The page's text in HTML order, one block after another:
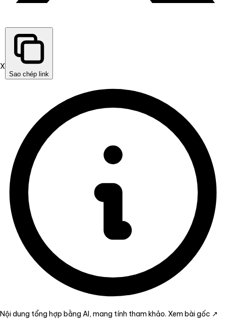
X
Sao chép link
Nội dung tổng hợp bằng AI, mang tính tham khảo. Xem bài gốc ↗